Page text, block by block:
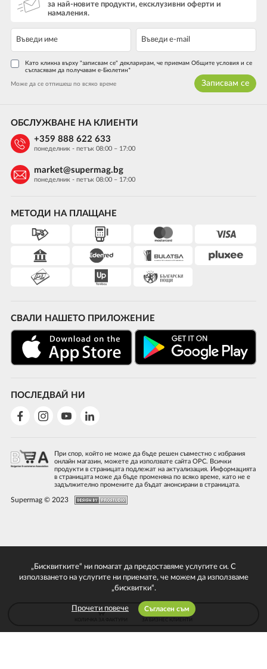
за най-новите продукти, ексклузивни оферти и
намаления.
Като кликна върху "записвам се" декларирам, че приемам Общите условия и се
съгласявам да получавам е-Бюлетин*
Може да се отпишеш по всяко време Записвам се
МЕТОДИ НА ПЛАЩАНЕ
СВАЛИ НАШЕТО ПРИЛОЖЕНИЕ
ПОСЛЕДВАЙ НИ
ОБСЛУЖВАНЕ НА КЛИЕНТИ
+359 888 622 633
понеделник - петък 08:00 – 17:00
market@supermag.bg
понеделник - петък 08:00 – 17:00
При спор, който не може да бъде решен съвместно с избрания
онлайн магазин, можете да използвате сайта ОРС. Всички
продукти в страницата подлежат на актуализация. Информацията
в страницата може да бъде променяна по всяко време, като не е
задължително промените да бъдат анонсирани в страницата.
Supermag © 2023
„Бисквитките“ ни помагат да предоставяме услугите си. С
използването на услугите ни приемате, че можем да използваме
„бисквитки“.
Прочети повече Съгласен съм